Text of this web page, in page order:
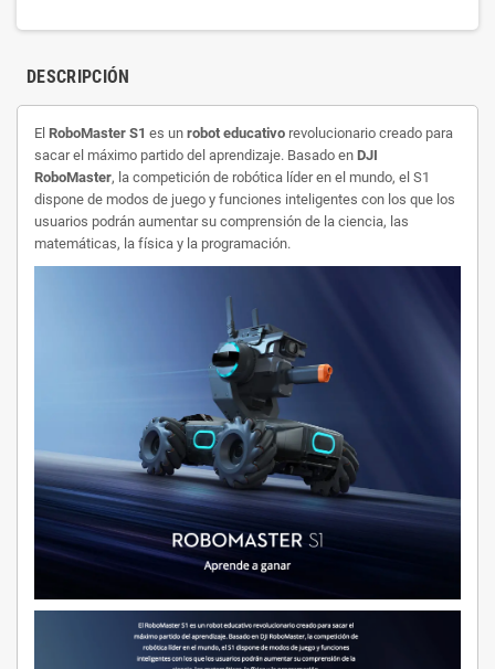
DESCRIPCIÓN
El RoboMaster S1 es un robot educativo revolucionario creado para
sacar el máximo partido del aprendizaje. Basado en DJI
RoboMaster, la competición de robótica líder en el mundo, el S1
dispone de modos de juego y funciones inteligentes con los que los
usuarios podrán aumentar su comprensión de la ciencia, las
matemáticas, la física y la programación.